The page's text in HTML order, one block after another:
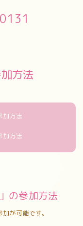
方法
加方法
加方法
の参加方法
が可能です。